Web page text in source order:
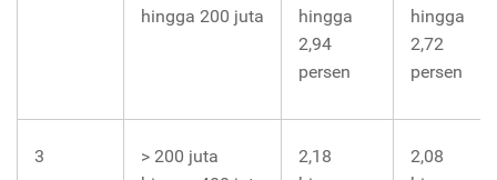
hingga 200 juta
hingga
2,94
persen
hingga
2,72
persen
3
> 200 juta
2,18
2,08